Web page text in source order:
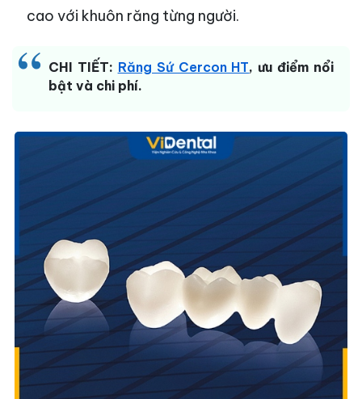
cao với khuôn răng từng người.
CHI TIẾT: Răng Sứ Cercon HT, ưu điểm nổi
bật và chi phí.